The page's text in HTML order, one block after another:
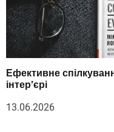
Ефективне
інтер’єрі
13.06.2026